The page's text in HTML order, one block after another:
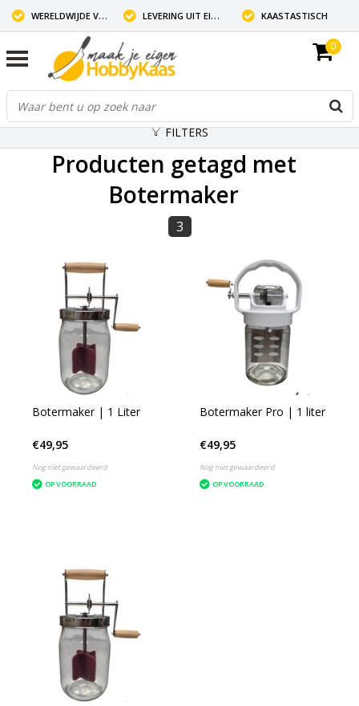
WERELDWIJDE VERZENDING LEVERING UIT EIGEN VOORRAAD KAASTASTISCH
0
FILTERS
Producten getagd met
Botermaker
3
Botermaker | 1 Liter
€49,95
Nog niet gewaardeerd
OP VOORRAAD
Botermaker Pro | 1 liter
€49,95
Nog niet gewaardeerd
OP VOORRAAD